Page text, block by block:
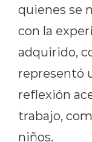
quienes se
con la
adquirido,
representó
reflexión
trabajo,
niños.